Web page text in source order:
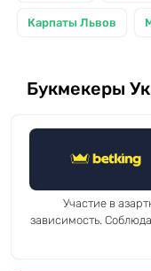
Карпаты Львов
Букмекеры
Участие в
зависимость.